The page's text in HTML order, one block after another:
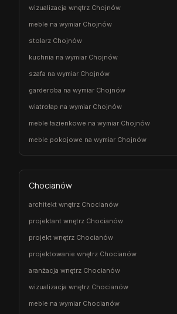
wizualizacja wnętrz Chojnów
meble na wymiar Chojnów
stolarz Chojnów
kuchnia na wymiar Chojnów
szafa na wymiar Chojnów
garderoba na wymiar Chojnów
wiatrołap na wymiar Chojnów
meble łazienkowe na wymiar Chojnów
meble pokojowe na wymiar Chojnów
Chocianów
architekt wnętrz Chocianów
projektant wnętrz Chocianów
projekt wnętrz Chocianów
projektowanie wnętrz Chocianów
aranżacja wnętrz Chocianów
wizualizacja wnętrz Chocianów
meble na wymiar Chocianów